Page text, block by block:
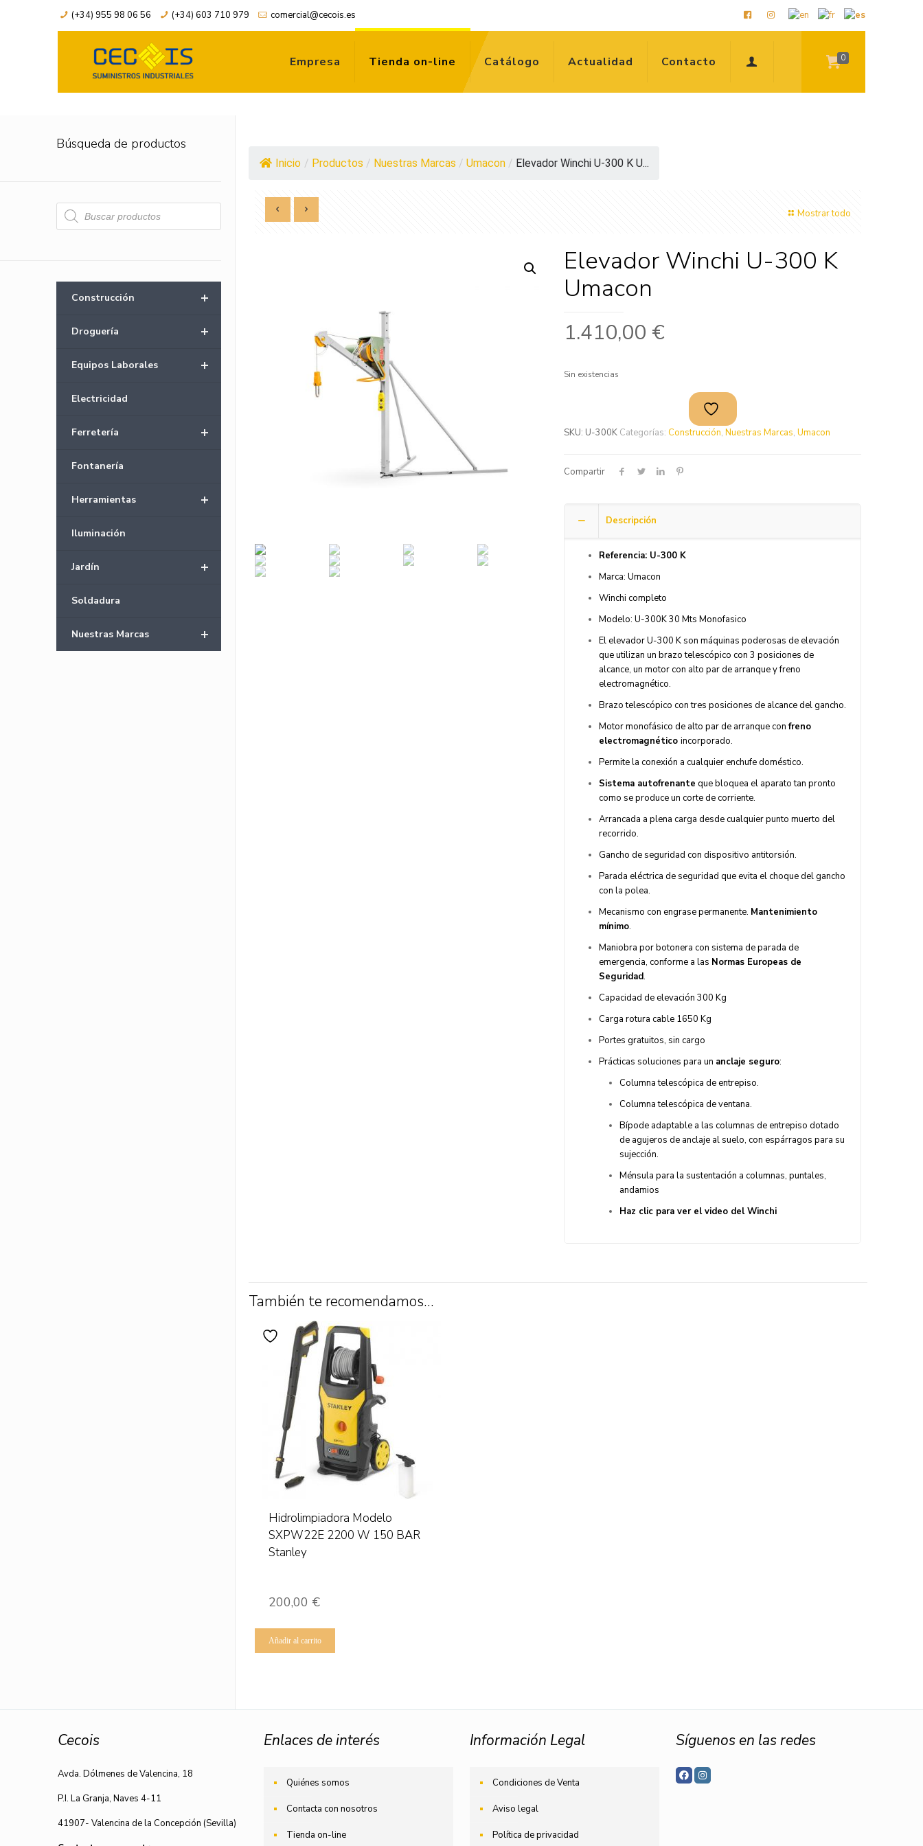
(+34) 955 98 06 56 (+34) 603 710 979 comercial@cecois.es
Empresa Tienda on-line Catálogo Actualidad Contacto 0
Inicio / Productos / Nuestras Marcas / Umacon / Elevador Winchi U-300 K U...
Mostrar todo
Elevador Winchi U-300 K
Umacon
1.410,00 €
Sin existencias
SKU: U-300K Categorías: Construcción,Nuestras Marcas,Umacon
Compartir
Descripción
Referencia: U-300 K
Marca: Umacon
Winchi completo
Modelo: U-300K 30 Mts Monofasico
El elevador U-300 K son máquinas poderosas de elevación
que utilizan un brazo telescópico con 3 posiciones de
alcance, un motor con alto par de arranque y freno
electromagnético.
Brazo telescópico con tres posiciones de alcance del gancho.
Motor monofásico de alto par de arranque confreno
electromagnéticoincorporado.
Permite la conexión a cualquier enchufe doméstico.
Sistema autofrenante que bloquea el aparato tan pronto
como se produce un corte de corriente.
Arrancada a plena carga desde cualquier punto muerto del
recorrido.
Gancho de seguridad con dispositivo antitorsión.
Parada eléctrica de seguridad que evita el choque del gancho
con la polea.
Mecanismo con engrase permanente. Mantenimiento
mínimo.
Maniobra por botonera con sistema de parada de
emergencia, conforme a las Normas Europeas de
Seguridad.
Capacidad de elevación 300 Kg
Carga rotura cable 1650 Kg
Portes gratuitos, sin cargo
Prácticas soluciones para un anclaje seguro:
Columna telescópica de entrepiso.
Columna telescópica de ventana.
Bípode adaptable a las columnas de entrepiso dotado
de agujeros de anclaje al suelo, con espárragos para su
sujección.
Ménsula para la sustentación a columnas, puntales,
andamios
Haz clic para ver el video del Winchi
También te recomendamos…
Hidrolimpiadora Modelo
SXPW22E 2200 W 150 BAR
Stanley
200,00 €
Añadir al carrito
Búsqueda de productos
Búsqueda
de
productos
+
Construcción
+
Droguería
+
Equipos Laborales
Electricidad
+
Ferretería
Fontanería
+
Herramientas
Iluminación
+
Jardín
Soldadura
+
Nuestras Marcas
Cecois
Avda. Dólmenes de Valencina, 18
P.I. La Granja, Naves 4-11
41907- Valencina de la Concepción (Sevilla)
Enlaces de interés
Quiénes somos
Contacta con nosotros
Tienda on-line
Información Legal
Condiciones de Venta
Aviso legal
Política de privacidad
Síguenos en las redes